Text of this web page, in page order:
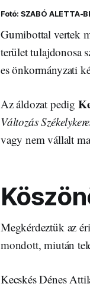
Fotó: SZABÓ ALETTA-
Gumibottal vertek
terület tulajdonosa
es önkormányzati
Az áldozat pedig
Változás
vagy nem vállalt
Megkérdeztük az
mondott, miután
Kecskés Dénes